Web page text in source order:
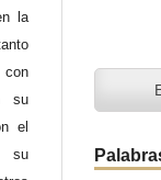
la
con
su
el
su